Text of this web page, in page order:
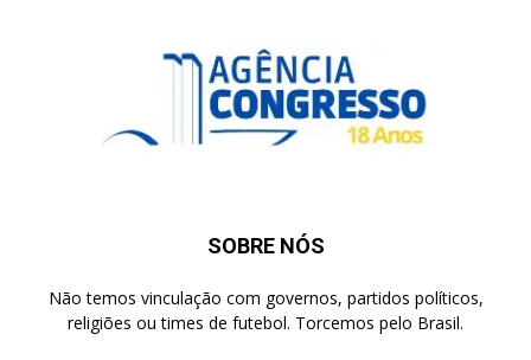
SOBRE NÓS
Não temos vinculação com governos, partidos políticos,
religiões ou times de futebol. Torcemos pelo Brasil.